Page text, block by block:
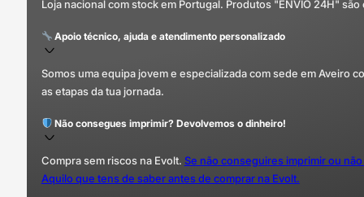
Loja nacional com stock em Portugal. Produtos "ENVIO 24H"
Apoio técnico, ajuda e atendimento personalizado
Somos uma equipa jovem e especializada com sede em Aveiro
as etapas da tua jornada.
Não consegues imprimir? Devolvemos o dinheiro!
Compra sem riscos na Evolt. Se não conseguires imprimir ou
Aquilo que tens de saber antes de comprar na Evolt.